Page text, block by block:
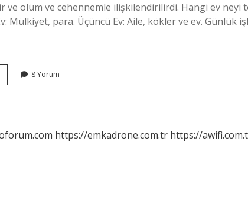
ölüm ve cehennemle ilişkilendirilirdi. Hangi ev neyi
Mülkiyet, para. Üçüncü Ev: Aile, kökler ve ev. Günlük
8 Yorum
https://emkadrone.com.tr https://